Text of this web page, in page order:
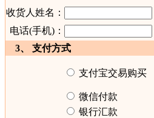
收货人姓名：
电话(手机)：
3、 支付方式
支付宝交易购买
微信付款
银行汇款